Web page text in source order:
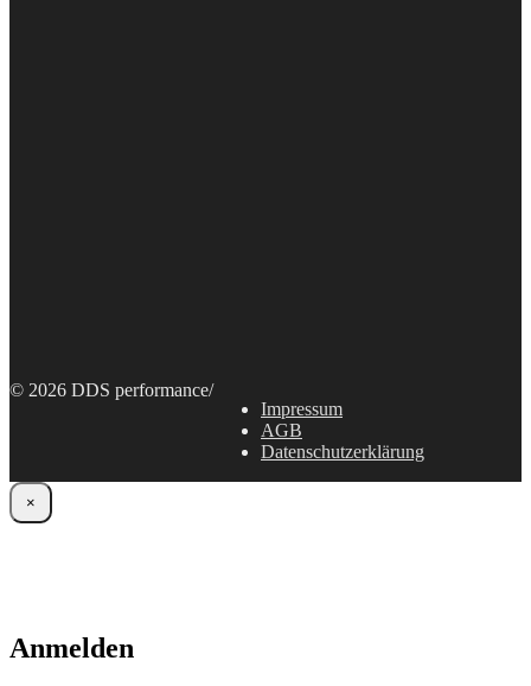
© 2026 DDS performance/
Impressum
AGB
Datenschutzerklärung
×
Anmelden